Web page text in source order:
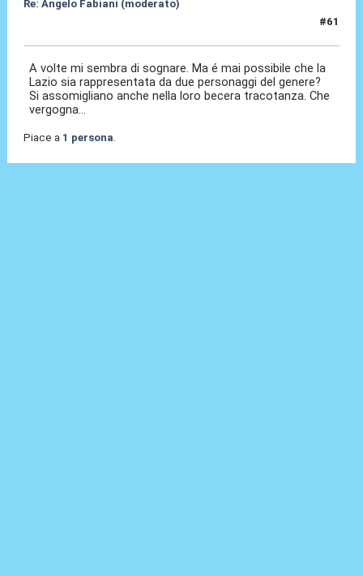
Re: Angelo Fabiani (moderato)
#61
A volte mi sembra di sognare. Ma é mai possibile che la
Lazio sia rappresentata da due personaggi del genere?
Si assomigliano anche nella loro becera tracotanza. Che
vergogna...
Piace a 1 persona